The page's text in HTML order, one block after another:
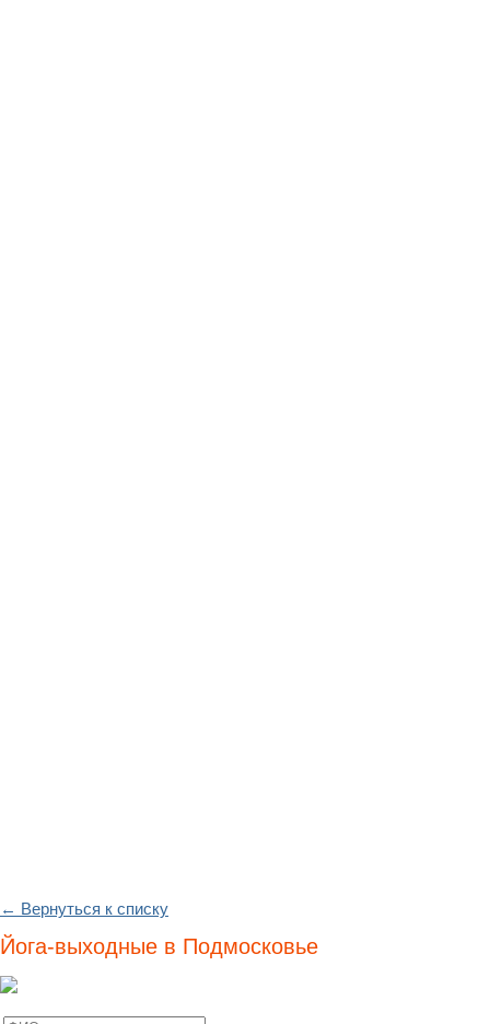
← Вернуться к списку
Йога-выходные в Подмосковье